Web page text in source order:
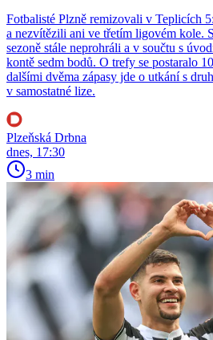
Fotbalisté Plzně remizovali v Teplicích
a nezvítězili ani ve třetím ligovém kole.
sezoně stále neprohráli a v součtu s
kontě sedm bodů. O trefy se postaralo
dalšími dvěma zápasy jde o utkání s
v samostatné lize.
Plzeňská Drbna
dnes, 17:30
3 min